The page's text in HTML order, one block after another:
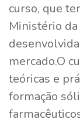
curso, que
Ministério da
mercado.O
teóricas e
formação